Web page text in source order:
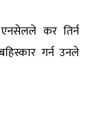
कर तिर्न
गर्न उनले